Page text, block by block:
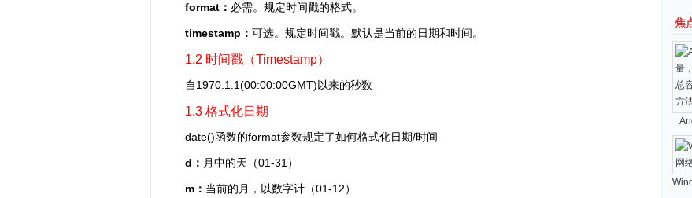
format： 必需。规定时间戳的格式。
timestamp： 可选。规定时间戳。默认是当前的日期和时间。
1.2 时间戳（Timestamp）
自1970.1.1(00:00:00GMT)以来的秒数
1.3 格式化日期
date()函数的format参数规定了如何格式化日期/时间
d： 月中的天（01-31）
m： 当前的月，以数字计（01-12）
焦